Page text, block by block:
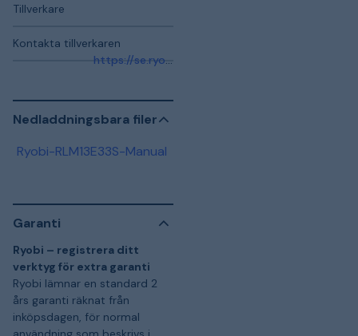
Tillverkare
Kontakta tillverkaren
Nedladdningsbara filer
Ryobi-RLM13E33S-Manual
Garanti
Ryobi – registrera ditt
verktyg för extra garanti
Ryobi lämnar en standard 2
års garanti räknat från
inköpsdagen, för normal